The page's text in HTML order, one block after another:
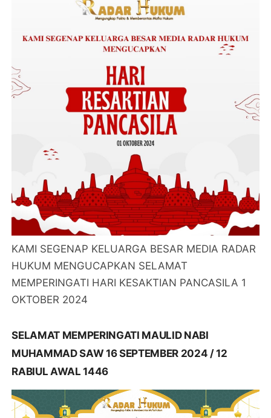
KAMI SEGENAP KELUARGA BESAR MEDIA RADAR
HUKUM MENGUCAPKAN SELAMAT
MEMPERINGATI HARI KESAKTIAN PANCASILA 1
OKTOBER 2024
SELAMAT MEMPERINGATI MAULID NABI
MUHAMMAD SAW 16 SEPTEMBER 2024 / 12
RABIUL AWAL 1446